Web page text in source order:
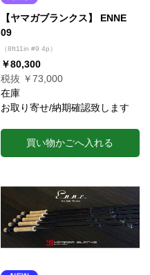
【ヤマガブランクス】 ENNE
09
（8ft11in #9 4p）
￥80,300
税抜 ￥73,000
在庫
お取り寄せ/納期確認致します
買い物かごへ入れる